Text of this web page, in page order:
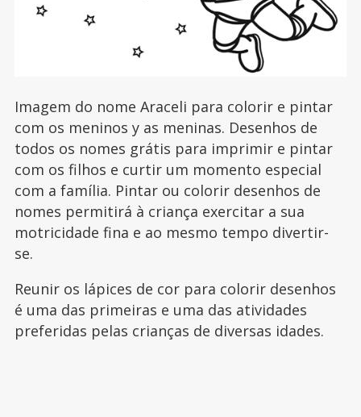
Imagem do nome Araceli para colorir e pintar
com os meninos y as meninas. Desenhos de
todos os nomes grátis para imprimir e pintar
com os filhos e curtir um momento especial
com a família. Pintar ou colorir desenhos de
nomes permitirá à criança exercitar a sua
motricidade fina e ao mesmo tempo divertir-
se.
Reunir os lápices de cor para colorir desenhos
é uma das primeiras e uma das atividades
preferidas pelas crianças de diversas idades.